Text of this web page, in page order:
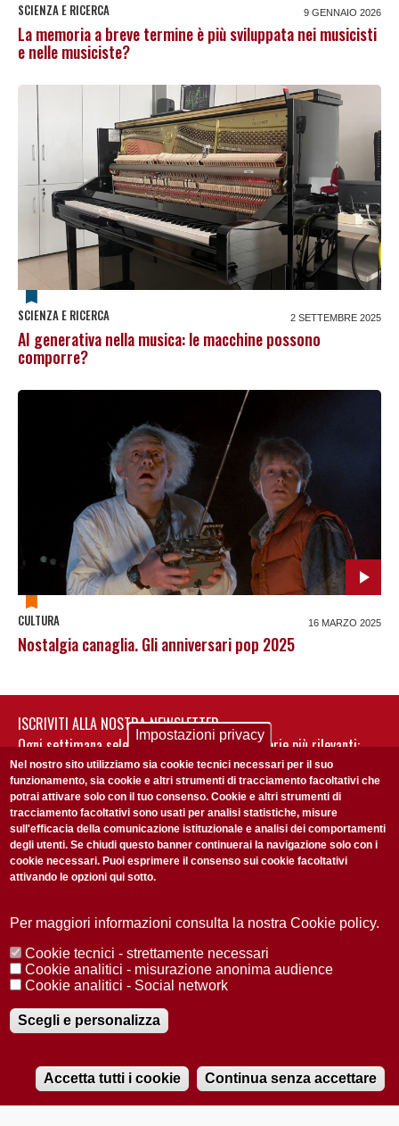
Audio
SCIENZA E RICERCA 9 GENNAIO 2026
La memoria a breve termine è più sviluppata nei musicisti
e nelle musiciste?
SCIENZA E RICERCA 2 SETTEMBRE 2025
AI generativa nella musica: le macchine possono
comporre?
CULTURA 16 MARZO 2025
Nostalgia canaglia. Gli anniversari pop 2025
ISCRIVITI ALLA NOSTRA NEWSLETTER
Ogni settimana selezioniamo per te nostre storie più rilevanti:
non perderti gli aggiornamenti della nostra newsletter
Accetto laPrivacy Policy
Redazione Copyright Privacy
Area stampa
© 2025 Università di Padova
Registrazione presso il Tribunale di Padova n. 2097/2012 del 18 giugno
2012
Impostazioni privacy
Nel nostro sito utilizziamo sia cookie tecnici necessari per il suo
funzionamento, sia cookie e altri strumenti di tracciamento facoltativi che
potrai attivare solo con il tuo consenso. Cookie e altri strumenti di
tracciamento facoltativi sono usati per analisi statistiche, misure
sull'efficacia della comunicazione istituzionale e analisi dei comportamenti
degli utenti. Se chiudi questo banner continuerai la navigazione solo con i
cookie necessari. Puoi esprimere il consenso sui cookie facoltativi
attivando le opzioni qui sotto.
Per maggiori informazioni consulta la nostra Cookie policy.
Cookie tecnici - strettamente necessari
Cookie analitici - misurazione anonima audience
Cookie analitici - Social network
Scegli e personalizza
Accetta tutti i cookie Continua senza accettare